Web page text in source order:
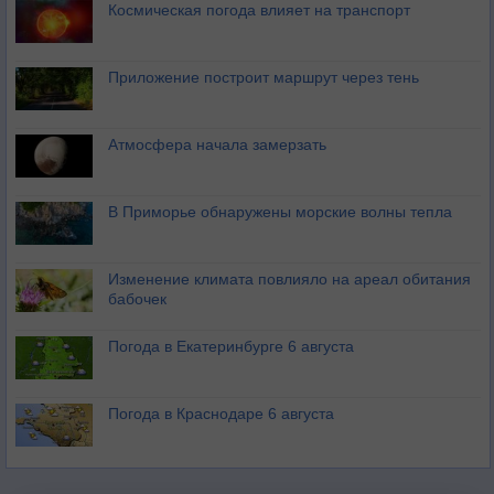
Космическая погода влияет на транспорт
Приложение построит маршрут через тень
Атмосфера начала замерзать
В Приморье обнаружены морские волны тепла
Изменение климата повлияло на ареал обитания
бабочек
Погода в Екатеринбурге 6 августа
Погода в Краснодаре 6 августа